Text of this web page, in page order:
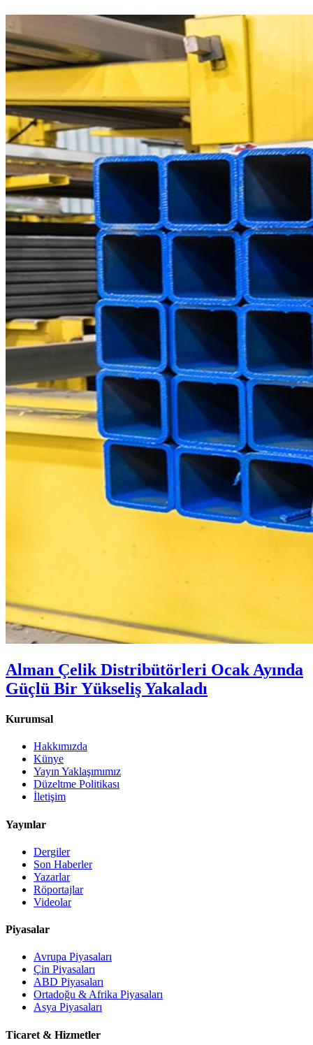
Alman Çelik Distribütörleri Ocak Ayında
Güçlü Bir Yükseliş Yakaladı
Kurumsal
Hakkımızda
Künye
Yayın Yaklaşımımız
Düzeltme Politikası
İletişim
Yayınlar
Dergiler
Son Haberler
Yazarlar
Röportajlar
Videolar
Piyasalar
Avrupa Piyasaları
Çin Piyasaları
ABD Piyasaları
Ortadoğu & Afrika Piyasaları
Asya Piyasaları
Ticaret & Hizmetler